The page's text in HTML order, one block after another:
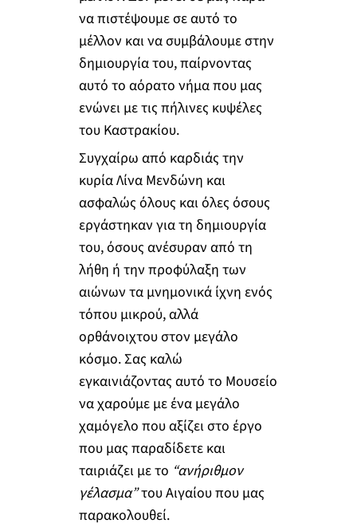
να πιστέψουμε σε αυτό το
μέλλον και να συμβάλουμε στην
δημιουργία του, παίρνοντας
αυτό το αόρατο νήμα που μας
ενώνει με τις πήλινες κυψέλες
του Καστρακίου.
Συγχαίρω από καρδιάς την
κυρία Λίνα Μενδώνη και
ασφαλώς όλους και όλες όσους
εργάστηκαν για τη δημιουργία
του, όσους ανέσυραν από τη
λήθη ή την προφύλαξη των
αιώνων τα μνημονικά ίχνη ενός
τόπου μικρού, αλλά
ορθάνοιχτου στον μεγάλο
κόσμο. Σας καλώ
εγκαινιάζοντας αυτό το Μουσείο
να χαρούμε με ένα μεγάλο
χαμόγελο που αξίζει στο έργο
που μας παραδίδετε και
ταιριάζει με το “ανήριθμον
γέλασμα”του Αιγαίου που μας
παρακολουθεί.